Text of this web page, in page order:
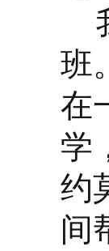
班
在
学
约
间